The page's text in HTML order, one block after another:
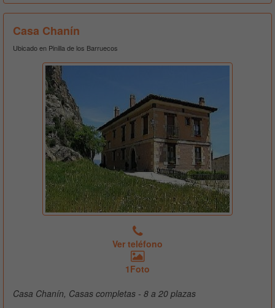
Casa Chanín
Ubicado en Pinilla de los Barruecos
Ver teléfono
1Foto
Casa Chanín, Casas completas - 8 a 20 plazas